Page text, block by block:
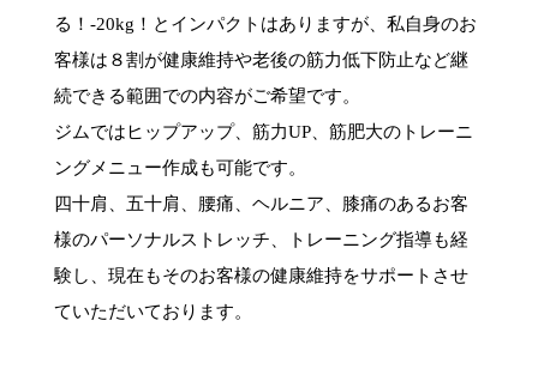
る！-20kg！とインパクトはありますが、私自身のお
客様は８割が健康維持や老後の筋力低下防止など継
続できる範囲での内容がご希望です。
ジムではヒップアップ、筋力UP、筋肥大のトレーニ
ングメニュー作成も可能です。
四十肩、五十肩、腰痛、ヘルニア、膝痛のあるお客
様のパーソナルストレッチ、トレーニング指導も経
験し、現在もそのお客様の健康維持をサポートさせ
ていただいております。